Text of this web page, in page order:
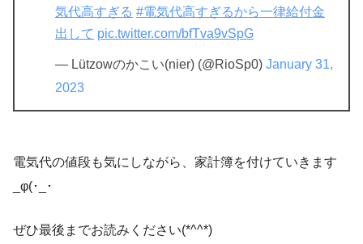
気代高すぎる #電気代高すぎるから一律給付金
出して pic.twitter.com/bfTva9vSpG
— Lützowのかこい(nier) (@RioSp0) January 31,
2023
電気代の値段も気にしながら、家計簿を付けていきます
_φ(･_･
ぜひ最後までお読みください(*^^*)